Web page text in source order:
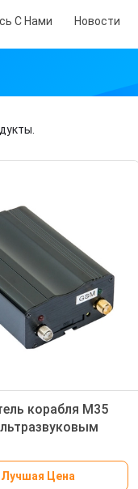
С Нами Новости
корабля M35
Лучшая Цена